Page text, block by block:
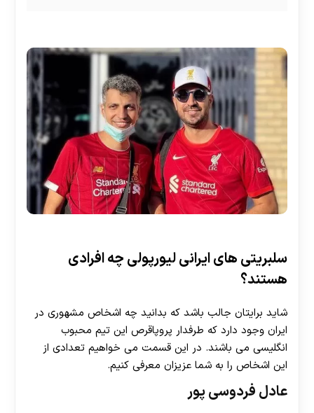
سلبریتی های ایرانی لیورپولی چه افرادی
هستند؟
شاید برایتان جالب باشد که بدانید چه اشخاص مشهوری در
ایران وجود دارد که طرفدار پروپاقرص این تیم محبوب
انگلیسی می باشند. در این قسمت می خواهیم تعدادی از
این اشخاص را به شما عزیزان معرفی کنیم.
عادل فردوسی پور